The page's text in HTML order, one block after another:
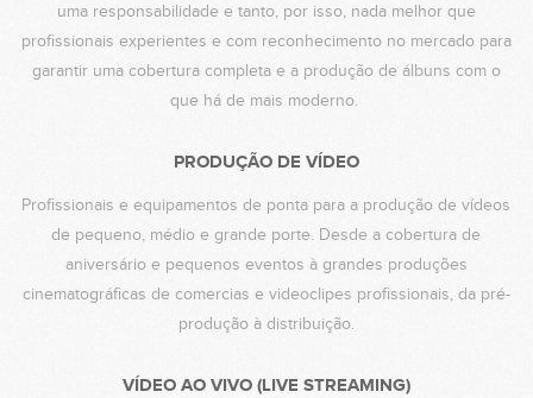
uma responsabilidade e tanto, por isso, nada melhor que
profissionais experientes e com reconhecimento no mercado para
garantir uma cobertura completa e a produção de álbuns com o
que há de mais moderno.
PRODUÇÃO DE VÍDEO
Profissionais e equipamentos de ponta para a produção de vídeos
de pequeno, médio e grande porte. Desde a cobertura de
aniversário e pequenos eventos à grandes produções
cinematográficas de comercias e videoclipes profissionais, da pré-
produção à distribuição.
VÍDEO AO VIVO (LIVE STREAMING)